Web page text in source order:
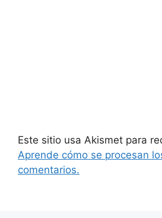
Este sitio usa Akismet para
Aprende cómo se procesan
comentarios.